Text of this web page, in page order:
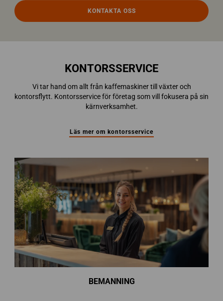
KONTAKTA OSS
KONTORSSERVICE
Vi tar hand om allt från kaffemaskiner till växter och
kontorsflytt. Kontorsservice för företag som vill fokusera på sin
kärnverksamhet.
Läs mer om kontorsservice
BEMANNING